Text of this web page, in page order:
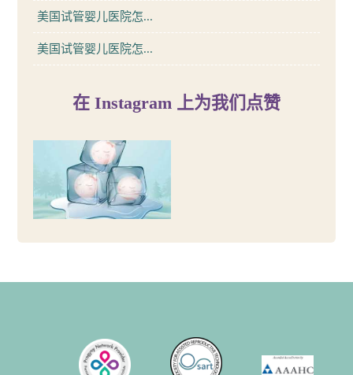
美国试管婴儿医院怎...
美国试管婴儿医院怎...
在 Instagram 上为我们点赞